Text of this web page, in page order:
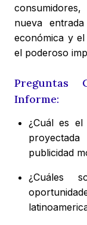
nueva
económica y
el poderoso
Preguntas
Informe:
¿Cuál es
publicidad
¿Cuáles